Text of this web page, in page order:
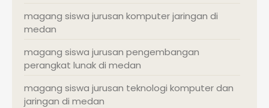
magang siswa jurusan komputer jaringan di
medan
magang siswa jurusan pengembangan
perangkat lunak di medan
magang siswa jurusan teknologi komputer dan
jaringan di medan